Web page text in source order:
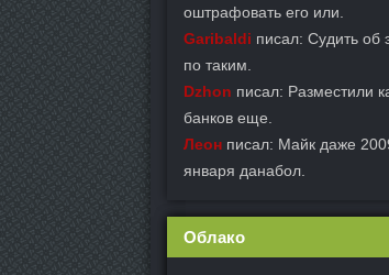
оштрафовать его или.
Garibaldi писал: Судить об
по таким.
Dzhon писал: Разместили
банков еще.
Леон писал: Майк даже
января данабол.
Облако